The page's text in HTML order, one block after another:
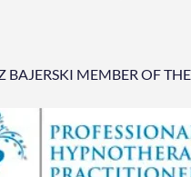
BAJERSKI MEMBER OF THE